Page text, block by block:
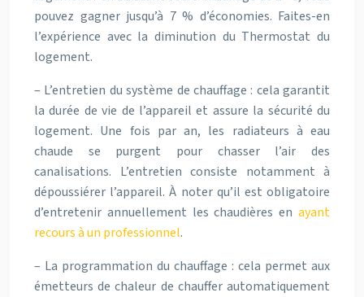
pouvez gagner jusqu’à 7 % d’économies. Faites-en
l’expérience avec la diminution du Thermostat du
logement.
– L’entretien du système de chauffage : cela garantit
la durée de vie de l’appareil et assure la sécurité du
logement. Une fois par an, les radiateurs à eau
chaude se purgent pour chasser l’air des
canalisations. L’entretien consiste notamment à
dépoussiérer l’appareil. À noter qu’il est obligatoire
d’entretenir annuellement les chaudières en ayant
recours à un professionnel.
– La programmation du chauffage : cela permet aux
émetteurs de chaleur de chauffer automatiquement